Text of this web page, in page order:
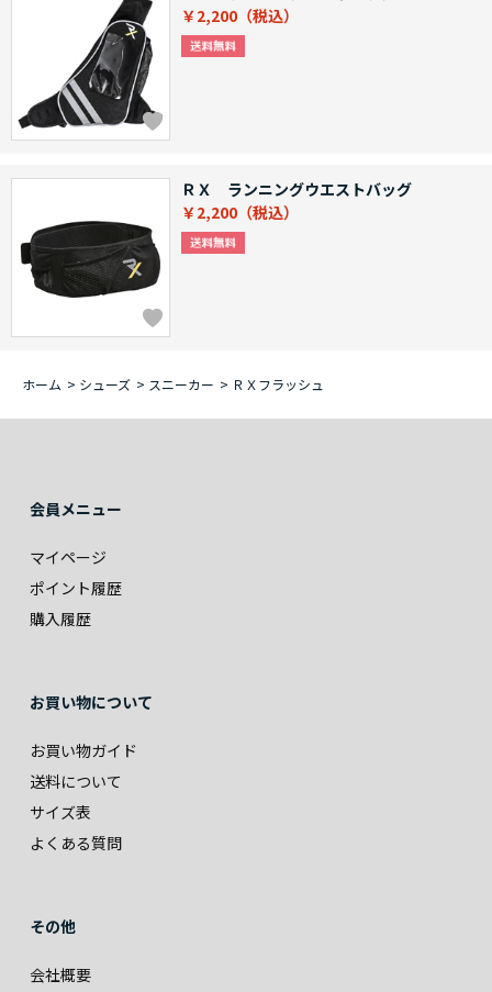
￥2,200
ＲＸ ランニングウエストバッグ
￥2,200
ホーム > シューズ > スニーカー > ＲＸフラッシュ
会員メニュー
マイページ
ポイント履歴
購入履歴
お買い物について
お買い物ガイド
送料について
サイズ表
よくある質問
その他
会社概要